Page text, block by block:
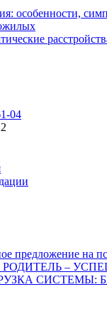
особенности,
04
предложение на
РОДИТЕЛЬ –
СИСТЕМЫ: